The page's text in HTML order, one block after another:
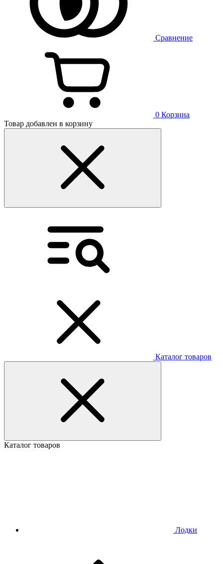
Сравнение
0 Корзина
Товар добавлен в корзину
Каталог товаров
Каталог товаров
Лодки